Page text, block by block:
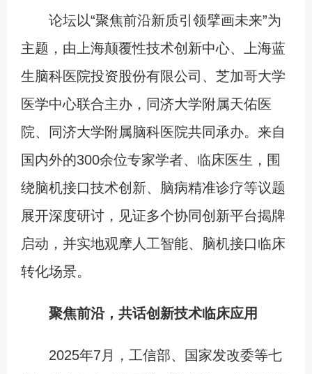
论坛以“聚焦前沿新质引领擘画未来”为
主题，由上海颠覆性技术创新中心、上海蓝
生脑科医院投资股份有限公司、芝加哥大学
医学中心联合主办，同济大学附属天佑医
院、同济大学附属脑科医院共同承办。来自
国内外的300余位专家学者、临床医生，围
绕脑机接口技术创新、脑病精准诊疗等议题
展开深度研讨，见证多个协同创新平台揭牌
启动，并实地观摩人工智能、脑机接口临床
转化场景。
聚焦前沿，共话创新技术临床应用
2025年7月，工信部、国家发改委等七